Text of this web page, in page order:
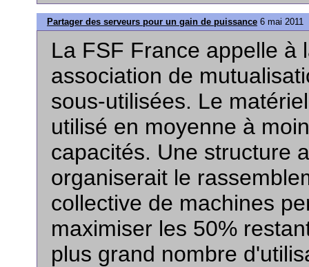
Partager des serveurs pour un gain de puissance 6 mai 2011
La FSF France appelle à
association de
sous-utilisées. Le
utilisé en moyenne à
capacités. Une structure
organiserait le
collective de machines
maximiser les 50%
plus grand nombre